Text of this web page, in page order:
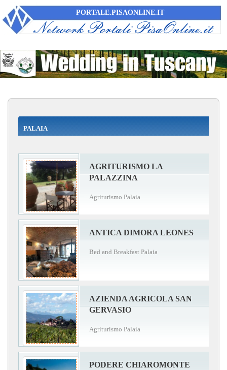
PORTALE.PISAONLINE.IT
PALAIA
AGRITURISMO LA
PALAZZINA
Agriturismo Palaia
ANTICA DIMORA LEONES
Bed and Breakfast Palaia
AZIENDA AGRICOLA SAN
GERVASIO
Agriturismo Palaia
PODERE CHIAROMONTE